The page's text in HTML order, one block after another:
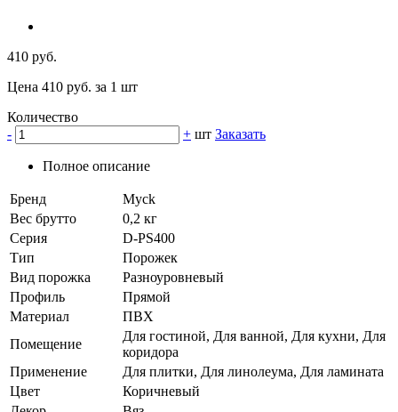
410 руб.
Цена 410 руб. за 1 шт
Количество
-
+ шт Заказать
Полное описание
Бренд
Myck
Вес брутто
0,2 кг
Серия
D-PS400
Тип
Порожек
Вид порожка
Разноуровневый
Профиль
Прямой
Материал
ПВХ
Помещение
Для гостиной, Для ванной, Для кухни, Для
коридора
Применение
Для плитки, Для линолеума, Для ламината
Цвет
Коричневый